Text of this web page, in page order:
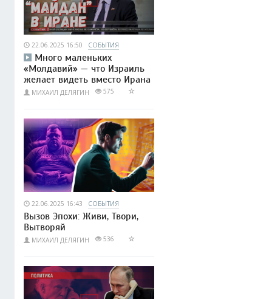
22.06.2025 16:50 СОБЫТИЯ
Много маленьких
«Молдавий» — что Израиль
желает видеть вместо Ирана
МИХАИЛ ДЕЛЯГИН 575
22.06.2025 16:43 СОБЫТИЯ
Вызов Эпохи: Живи, Твори,
Вытворяй
МИХАИЛ ДЕЛЯГИН 536